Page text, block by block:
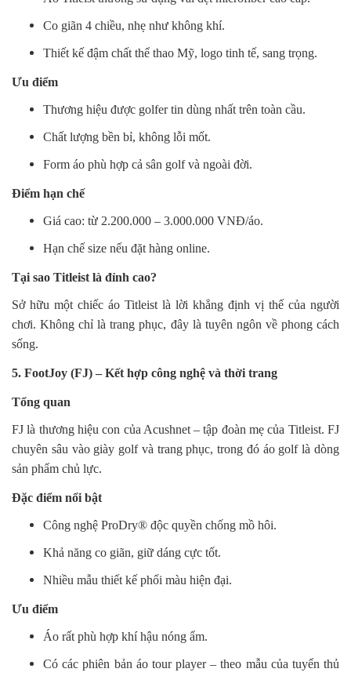
Co giãn 4 chiều, nhẹ như không khí.
Thiết kế đậm chất thể thao Mỹ, logo tinh tế, sang trọng.
Ưu điểm
Thương hiệu được golfer tin dùng nhất trên toàn cầu.
Chất lượng bền bỉ, không lỗi mốt.
Form áo phù hợp cả sân golf và ngoài đời.
Điểm hạn chế
Giá cao: từ 2.200.000 – 3.000.000 VNĐ/áo.
Hạn chế size nếu đặt hàng online.
Tại sao Titleist là đỉnh cao?
Sở hữu một chiếc áo Titleist là lời khẳng định vị thế của người
chơi. Không chỉ là trang phục, đây là tuyên ngôn về phong cách
sống.
5. FootJoy (FJ) – Kết hợp công nghệ và thời trang
Tổng quan
FJ là thương hiệu con của Acushnet – tập đoàn mẹ của Titleist. FJ
chuyên sâu vào giày golf và trang phục, trong đó áo golf là dòng
sản phẩm chủ lực.
Đặc điểm nổi bật
Công nghệ ProDry® độc quyền chống mồ hôi.
Khả năng co giãn, giữ dáng cực tốt.
Nhiều mẫu thiết kế phối màu hiện đại.
Ưu điểm
Áo rất phù hợp khí hậu nóng ẩm.
Có các phiên bản áo tour player – theo mẫu của tuyển thủ